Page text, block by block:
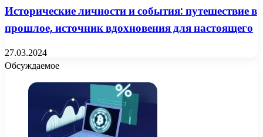
Исторические личности и события: путешествие в
прошлое, источник вдохновения для настоящего
27.03.2024
Обсуждаемое